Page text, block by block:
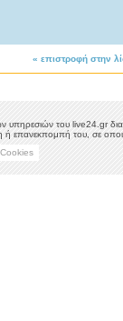
« επιστροφή στην
υπηρεσιών του live24.gr
ή επανεκπομπή του, σε
Cookies